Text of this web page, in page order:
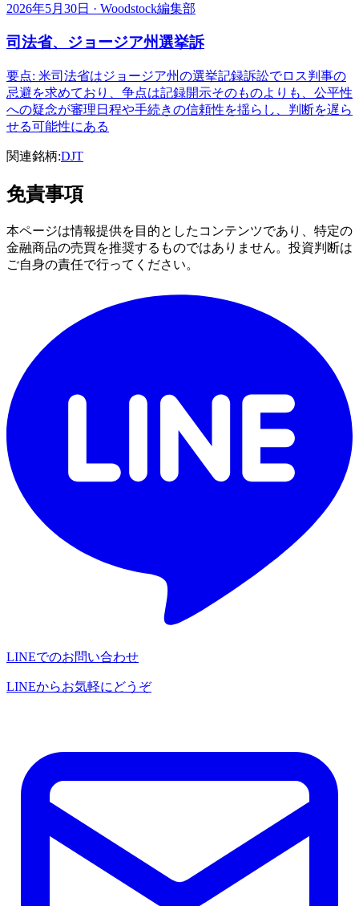
2026年5月30日 · Woodstock編集部
司法省、ジョージア州選挙訴
要点: 米司法省はジョージア州の選挙記録訴訟でロス判事の
忌避を求めており、争点は記録開示そのものよりも、公平性
への疑念が審理日程や手続きの信頼性を揺らし、判断を遅ら
せる可能性にある
関連銘柄:DJT
免責事項
本ページは情報提供を目的としたコンテンツであり、特定の
金融商品の売買を推奨するものではありません。投資判断は
ご自身の責任で行ってください。
LINEでのお問い合わせ
LINEからお気軽にどうぞ